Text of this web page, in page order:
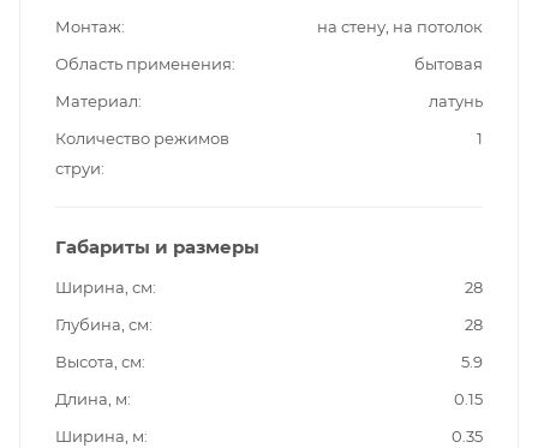
Монтаж
на стену, на потолок
Область применения
бытовая
Материал
латунь
Количество режимов
струи
1
Габариты и размеры
Ширина, см
28
Глубина, см
28
Высота, см
5.9
Длина, м
0.15
Ширина, м
0.35